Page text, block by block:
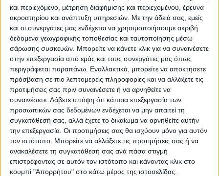
και περιεχόμενο, μέτρηση διαφήμισης και περιεχομένου, έρευνα
ακροατηρίου και ανάπτυξη υπηρεσιών. Με την άδειά σας, εμείς
και οι συνεργάτες μας ενδέχεται να χρησιμοποιήσουμε ακριβή
δεδομένα γεωγραφικής τοποθεσίας και ταυτοποίησης μέσω
σάρωσης συσκευών. Μπορείτε να κάνετε κλικ για να συναινέσετε
στην επεξεργασία από εμάς και τους συνεργάτες μας όπως
περιγράφεται παραπάνω. Εναλλακτικά, μπορείτε να αποκτήσετε
πρόσβαση σε πιο λεπτομερείς πληροφορίες και να αλλάξετε τις
προτιμήσεις σας πριν συναινέσετε ή να αρνηθείτε να
συναινέσετε. Λάβετε υπόψη ότι κάποια επεξεργασία των
προσωπικών σας δεδομένων ενδέχεται να μην απαιτεί τη
συγκατάθεσή σας, αλλά έχετε το δικαίωμα να αρνηθείτε αυτήν
την επεξεργασία. Οι προτιμήσεις σας θα ισχύουν μόνο για αυτόν
τον ιστότοπο. Μπορείτε να αλλάξετε τις προτιμήσεις σας ή να
ανακαλέσετε τη συγκατάθεσή σας ανά πάσα στιγμή
επιστρέφοντας σε αυτόν τον ιστότοπο και κάνοντας κλικ στο
κουμπί "Απορρήτου" στο κάτω μέρος της ιστοσελίδας.
ανέργων, για τον μήνα Αύγουστο 2024,
(αφορά τον αριθμό των δικαιούχων που
πληρώθηκαν εντός του αντίστοιχου μήνα)
ένα ποσοστό 95% είναι κοινοί άνεργοι και
λοιπές κατηγορίες επιδοτούμενων ανέργων
και οι υπόλοιποι είναι εποχικοί τουριστικών
επαγγελμάτων.
Ακόμη, από το σύνολο των επιδοτούμενων
ανέργων ποσοστό 76,8% είναι κοινοί, 1,4%
είναι οικοδόμοι, 5,0% είναι εποχικοί
τουριστικών επαγγελμάτων, και 0,8%) και
0,1% είναι εκπαιδευτικοί.